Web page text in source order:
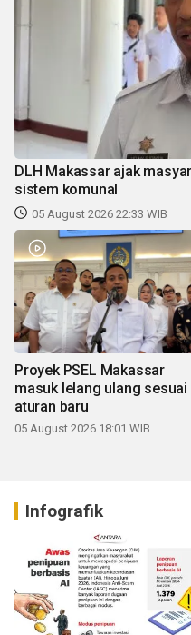
DLH Makassar ajak
sistem komunal
05 August 2026 22:33 WIB
Proyek PSEL Makassar
masuk lelang ulang sesuai
aturan baru
05 August 2026 18:01 WIB
Infografik